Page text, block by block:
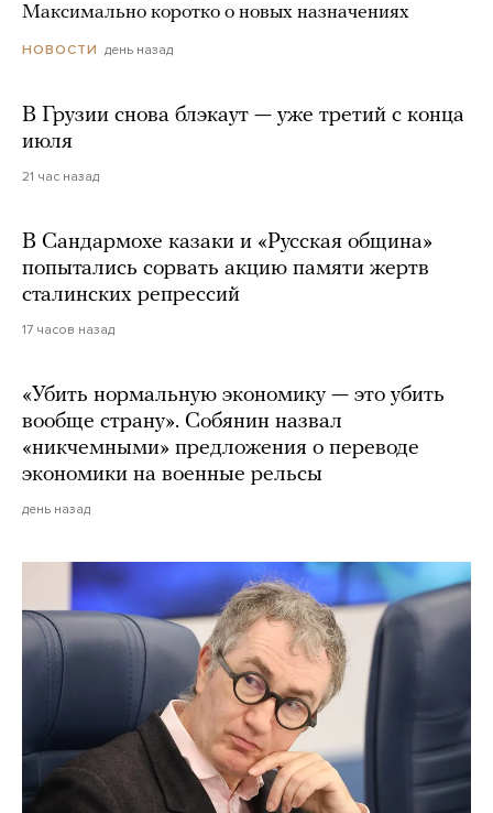
Максимально коротко о новых назначениях
НОВОСТИ день назад
В Грузии снова блэкаут — уже третий с конца
июля
21 час назад
В Сандармохе казаки и «Русская община»
попытались сорвать акцию памяти жертв
сталинских репрессий
17 часов назад
«Убить нормальную экономику — это убить
вообще страну». Собянин назвал
«никчемными» предложения о переводе
экономики на военные рельсы
день назад